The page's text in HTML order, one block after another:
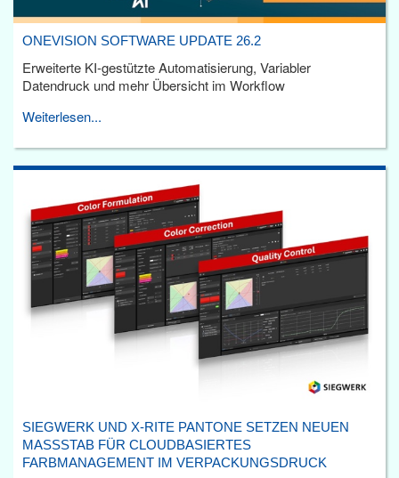
ONEVISION SOFTWARE UPDATE 26.2
Erweiterte KI-gestützte Automatisierung, Variabler
Datendruck und mehr Übersicht im Workflow
Weiterlesen...
SIEGWERK UND X-RITE PANTONE SETZEN NEUEN
MASSSTAB FÜR CLOUDBASIERTES F
ARBMANAGEMENT IM VERPACKUNGSDRUCK